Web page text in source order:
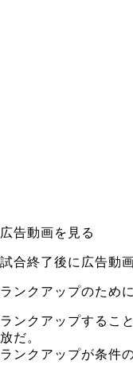
広告動画を見る
試合終了後に広告動
ランクアップのため
ランクアップするこ
放だ。
ランクアップが条件